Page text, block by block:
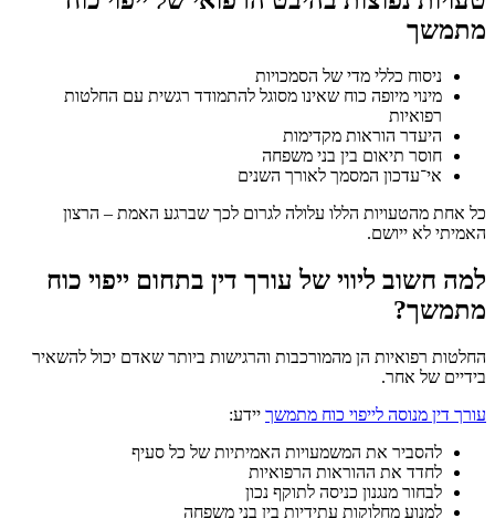
מתמשך
ניסוח כללי מדי של הסמכויות
מינוי מיופה כוח שאינו מסוגל להתמודד רגשית עם החלטות
רפואיות
היעדר הוראות מקדימות
חוסר תיאום בין בני משפחה
אי־עדכון המסמך לאורך השנים
כל אחת מהטעויות הללו עלולה לגרום לכך שברגע האמת – הרצון
האמיתי לא ייושם.
למה חשוב ליווי של עורך דין בתחום ייפוי כוח
מתמשך?
החלטות רפואיות הן מהמורכבות והרגישות ביותר שאדם יכול להשאיר
בידיים של אחר.
עורך דין מנוסה לייפוי כוח מתמשך יידע:
להסביר את המשמעויות האמיתיות של כל סעיף
לחדד את ההוראות הרפואיות
לבחור מנגנון כניסה לתוקף נכון
למנוע מחלוקות עתידיות בין בני משפחה